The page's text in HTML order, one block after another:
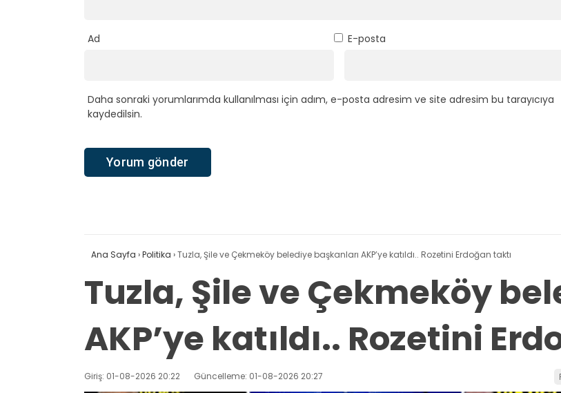
Ad E-posta
Daha sonraki yorumlarımda kullanılması için adım, e-posta adresim ve site adresim bu tarayıcıya
kaydedilsin.
Ana Sayfa ›Politika ›Tuzla, Şile ve Çekmeköy belediye başkanları AKP’ye katıldı.. Rozetini Erdoğan taktı
Tuzla, Şile ve Çekmeköy
AKP’ye katıldı.. Rozetini
Giriş: 01-08-2026 20:22 Güncelleme: 01-08-2026 20:27